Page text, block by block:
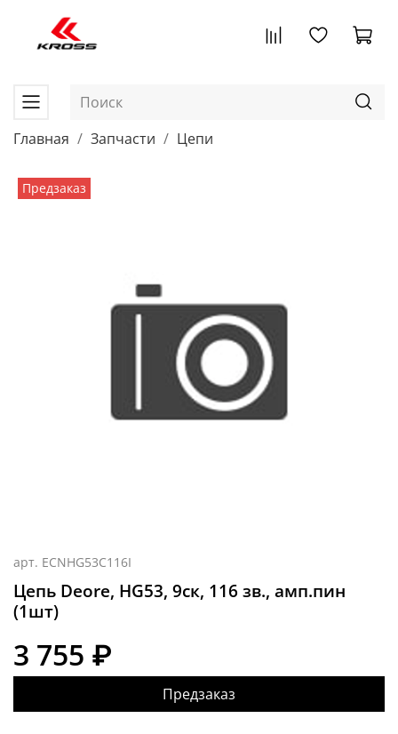
Главная Запчасти Цепи
Предзаказ
арт. ECNHG53C116I
Цепь Deore, HG53, 9ск, 116 зв., амп.пин
(1шт)
3 755 ₽
Предзаказ